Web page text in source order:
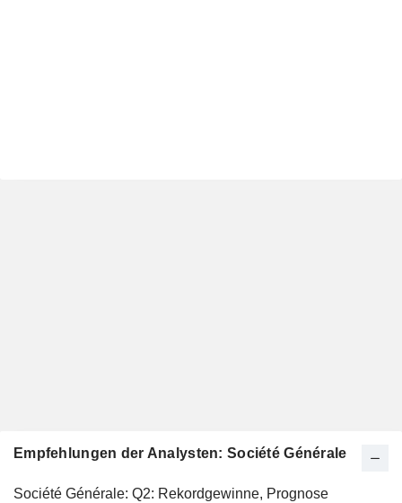
Empfehlungen der Analysten: Société Générale
Société Générale: Q2: Rekordgewinne, Prognose